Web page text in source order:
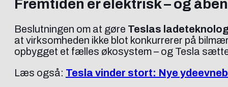
Fremtiden er elektrisk – og åben
Beslutningen om at gøre Teslas
at virksomheden ikke blot konkurrerer på
opbygget et fælles økosystem – og Tesla
Læs også: Tesla vinder stort: Nye